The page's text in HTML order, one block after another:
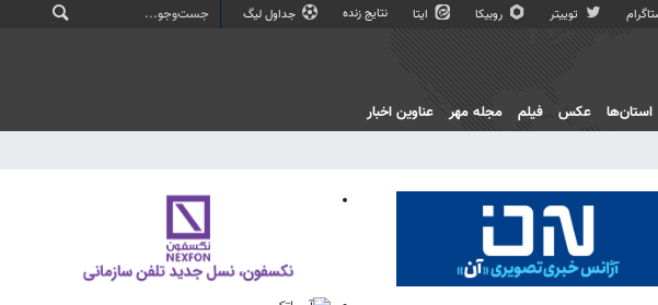
توییتر روبیکا ایتا نتایج زنده جداول لیگ
استان‌ها عکس فیلم مجله مهر عناوین اخبار